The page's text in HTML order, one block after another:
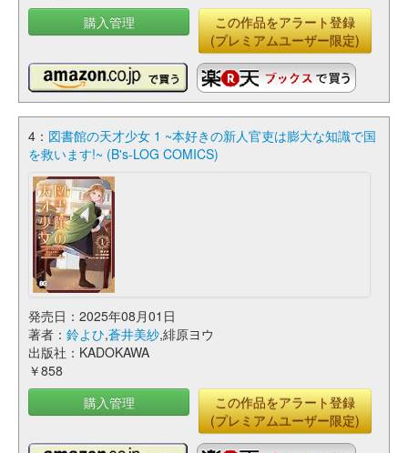
購入管理
この作品をアラート登録
(プレミアムユーザー限定)
4： 図書館の天才少女 1 ~本好きの新人官吏は膨大な知識で国
を救います!~ (B's-LOG COMICS)
発売日：2025年08月01日
著者： 鈴よひ,蒼井美紗,緋原ヨウ
出版社：KADOKAWA
￥858
購入管理
この作品をアラート登録
(プレミアムユーザー限定)